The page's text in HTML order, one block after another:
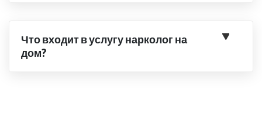
Что входит в услугу нарколог на
дом?